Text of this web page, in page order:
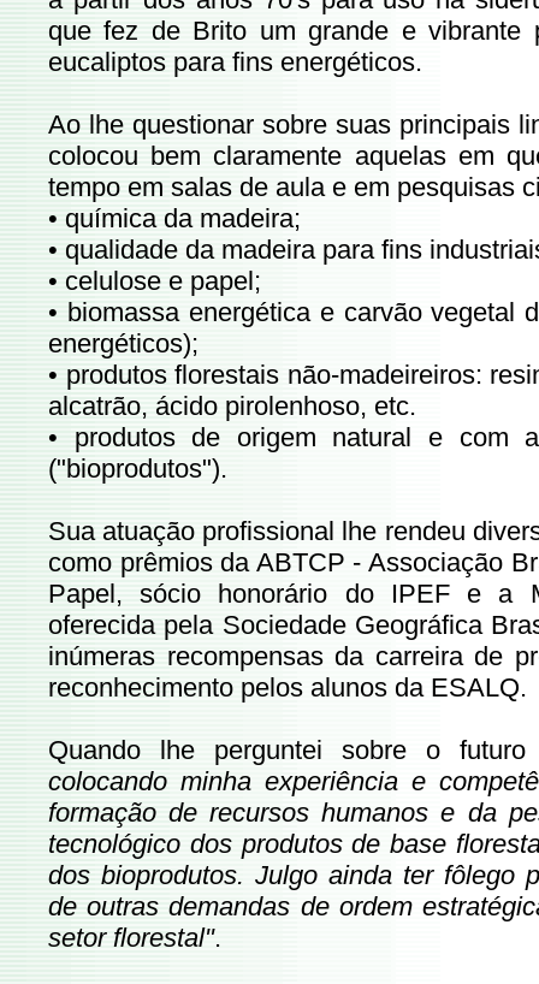
que fez de Brito um grande e vibrante
eucaliptos para fins energéticos.
Ao lhe questionar sobre suas principais
colocou bem claramente aquelas em
tempo em salas de aula e em pesquisas
• química da madeira;
• qualidade da madeira para fins
• celulose e papel;
• biomassa energética e carvão vegetal
energéticos);
• produtos florestais não-madeireiros:
alcatrão, ácido pirolenhoso, etc.
• produtos de origem natural e com
("bioprodutos").
Sua atuação profissional lhe rendeu
como prêmios da ABTCP - Associação
Papel, sócio honorário do IPEF e a
oferecida pela Sociedade Geográfica
inúmeras recompensas da carreira de
reconhecimento pelos alunos da ESALQ.
Quando lhe perguntei sobre o
colocando minha experiência e
formação de recursos humanos e da
tecnológico dos produtos de base
dos bioprodutos. Julgo ainda ter fôlego
de outras demandas de ordem
setor florestal".